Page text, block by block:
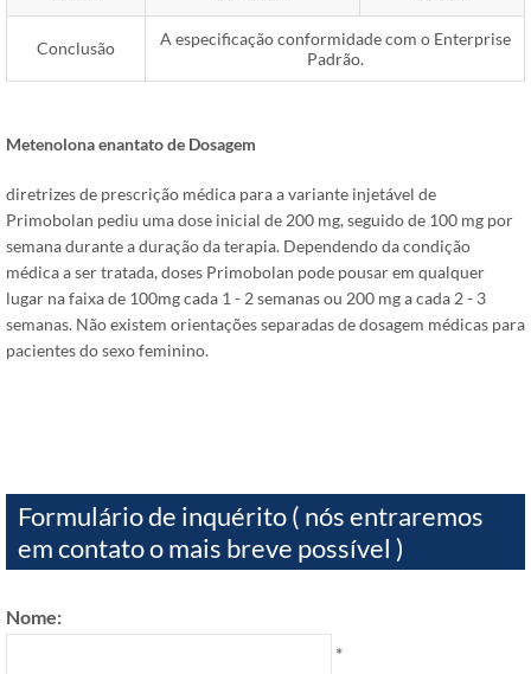
Conclusão
A especificação conformidade com o Enterprise
Padrão.
Metenolona enantato de Dosagem
diretrizes de prescrição médica para a variante injetável de
Primobolan pediu uma dose inicial de 200 mg, seguido de 100 mg por
semana durante a duração da terapia. Dependendo da condição
médica a ser tratada, doses Primobolan pode pousar em qualquer
lugar na faixa de 100mg cada 1 - 2 semanas ou 200 mg a cada 2 - 3
semanas. Não existem orientações separadas de dosagem médicas para
pacientes do sexo feminino.
Formulário de inquérito ( nós entraremos
em contato o mais breve possível )
Nome:
*